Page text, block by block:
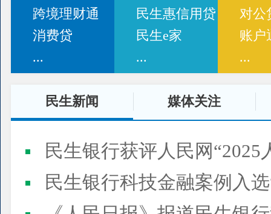
跨境理财通
消费贷
...
民生惠信用贷
民生e家
...
对公
账户
...
民生新闻 媒体关注
民生银行获评人民网“2025
民生银行科技金融案例入选“2025人民